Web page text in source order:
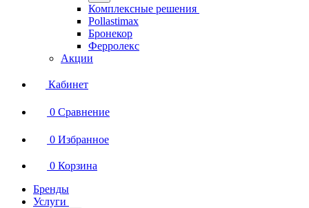
Комплексные решения
Pollastimax
Бронекор
Ферролекс
Акции
Кабинет
0 Сравнение
0 Избранное
0 Корзина
Бренды
Услуги